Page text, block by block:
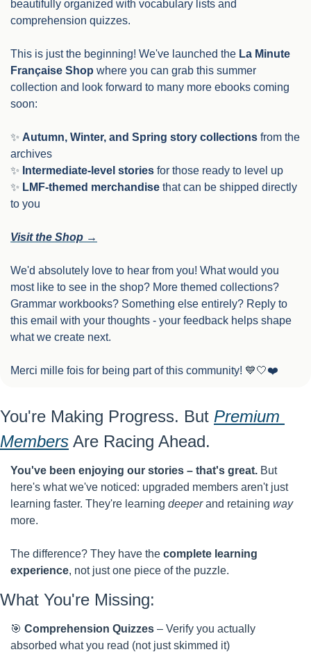
beautifully organized with vocabulary lists and
comprehension quizzes.
This is just the beginning! We've launched the La Minute
Française Shop where you can grab this summer
collection and look forward to many more ebooks coming
soon:
✨ Autumn, Winter, and Spring story collections from the
archives
✨ Intermediate-level stories for those ready to level up
✨ LMF-themed merchandise that can be shipped directly
to you
Visit the Shop →
We'd absolutely love to hear from you! What would you
most like to see in the shop? More themed collections?
Grammar workbooks? Something else entirely? Reply to
this email with your thoughts - your feedback helps shape
what we create next.
Merci mille fois for being part of this community! 💙🤍❤️
You're Making Progress. But Premium
Members Are Racing Ahead.
You've been enjoying our stories – that's great. But
here's what we've noticed: upgraded members aren't just
learning faster. They're learning deeper and retaining way
more.
The difference? They have the complete learning
experience, not just one piece of the puzzle.
What You're Missing:
🎯 Comprehension Quizzes – Verify you actually
absorbed what you read (not just skimmed it)